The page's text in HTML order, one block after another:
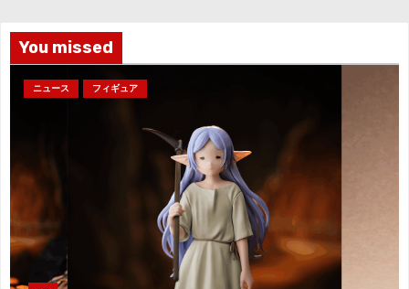
You missed
ニュース フィギュア